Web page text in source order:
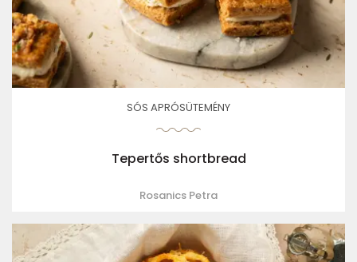
SÓS APRÓSÜTEMÉNY
Tepertős shortbread
Rosanics Petra